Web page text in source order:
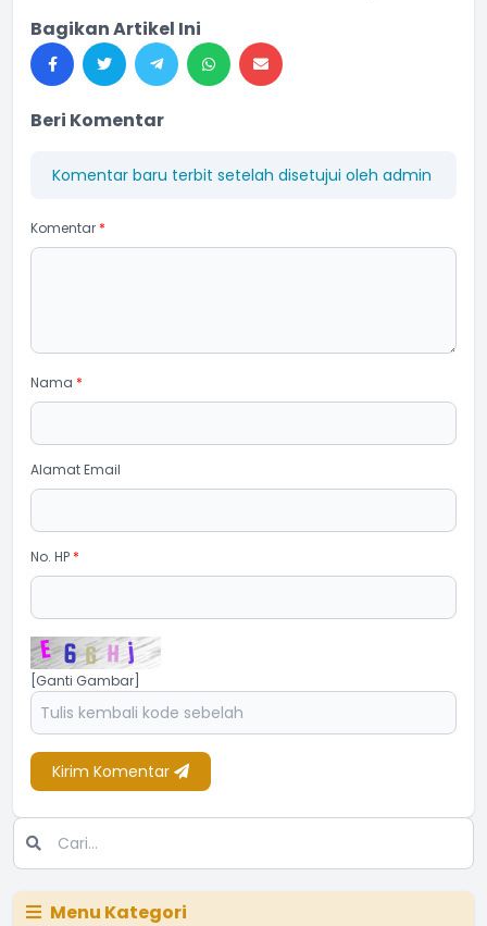
Bagikan Artikel Ini
Beri Komentar
Komentar baru terbit setelah disetujui oleh admin
Komentar *
Nama *
Alamat Email
No. HP *
[Ganti Gambar]
Kirim Komentar
Menu Kategori